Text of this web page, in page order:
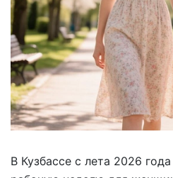
В Кузбассе с лета 2026